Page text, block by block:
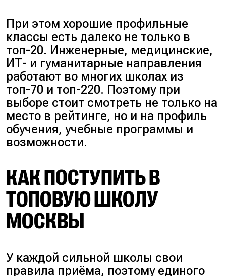
При этом хорошие профильные
классы есть далеко не только в
топ-20. Инженерные, медицинские,
ИТ- и гуманитарные направления
работают во многих школах из
топ-70 и топ-220. Поэтому при
выборе стоит смотреть не только на
место в рейтинге, но и на профиль
обучения, учебные программы и
возможности.
КАК ПОСТУПИТЬ В
ТОПОВУЮ ШКОЛУ
МОСКВЫ
У каждой сильной школы свои
правила приёма, поэтому единого